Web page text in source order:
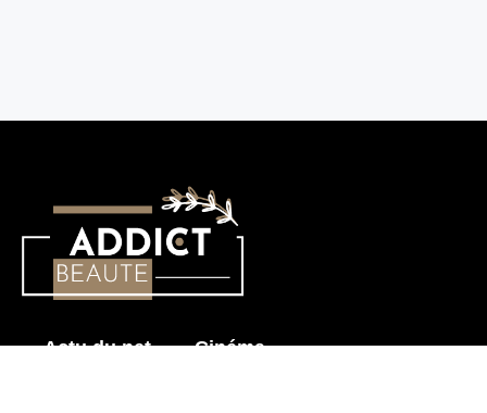
Actu du net Cinéma